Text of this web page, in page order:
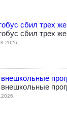
сбил трех
сбил трех
внешкольные
внешкольные